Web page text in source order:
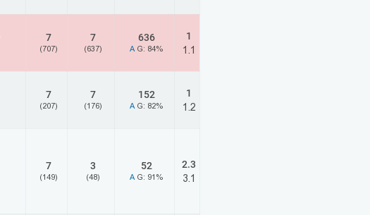
7
(707)
7
(637)
636
A G: 84%
1
1.1
7
(207)
7
(176)
152
A G: 82%
1
1.2
7
(149)
3
(48)
52
A G: 91%
2.3
3.1